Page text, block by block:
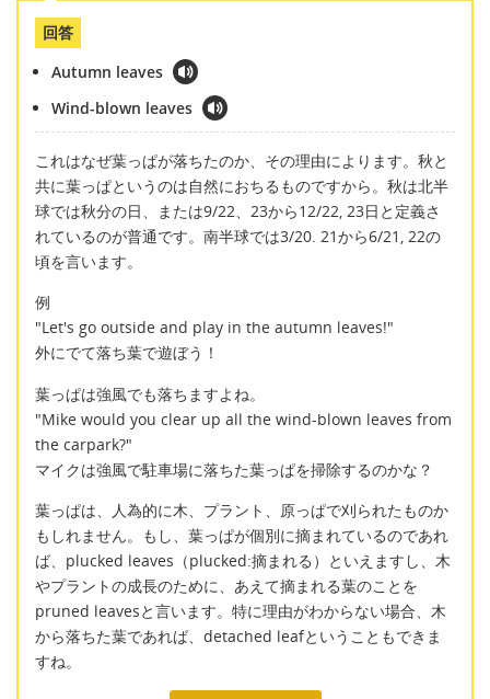
回答
Autumn leaves
Wind-blown leaves
これはなぜ葉っぱが落ちたのか、その理由によります。秋と
共に葉っぱというのは自然におちるものですから。秋は北半
球では秋分の日、または9/22、23から12/22, 23日と定義さ
れているのが普通です。南半球では3/20. 21から6/21, 22の
頃を言います。
例
"Let's go outside and play in the autumn leaves!"
外にでて落ち葉で遊ぼう！
葉っぱは強風でも落ちますよね。
"Mike would you clear up all the wind-blown leaves from
the carpark?"
マイクは強風で駐車場に落ちた葉っぱを掃除するのかな？
葉っぱは、人為的に木、プラント、原っぱで刈られたものか
もしれません。もし、葉っぱが個別に摘まれているのであれ
ば、plucked leaves（plucked:摘まれる）といえますし、木
やプラントの成長のために、あえて摘まれる葉のことを
pruned leavesと言います。特に理由がわからない場合、木
から落ちた葉であれば、detached leafということもできま
すね。